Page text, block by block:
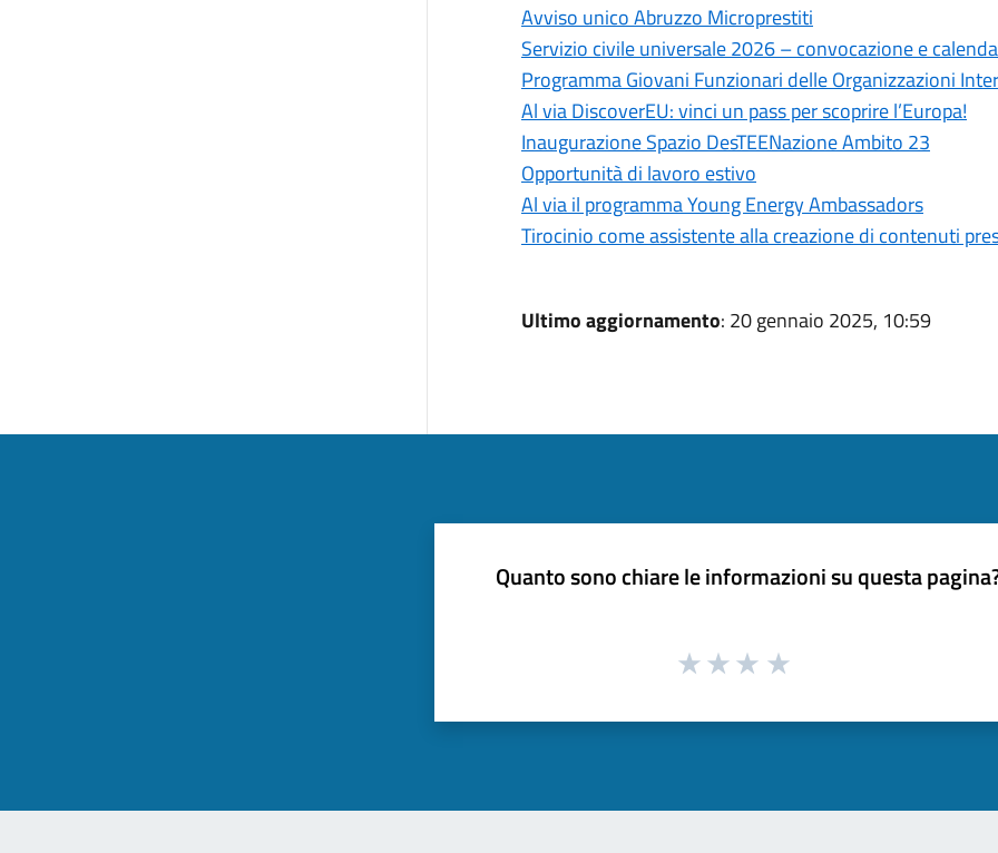
Avviso unico Abruzzo Microprestiti
Servizio civile universale 2026 – convocazione e
Programma Giovani Funzionari delle Organizzazioni
Al via DiscoverEU: vinci un pass per scoprire l’Europa!
Inaugurazione Spazio DesTEENazione Ambito 23
Opportunità di lavoro estivo
Al via il programma Young Energy Ambassadors
Tirocinio come assistente alla creazione di contenuti
Ultimo aggiornamento: 20 gennaio 2025, 10:59
Quanto sono chiare le informazioni su questa